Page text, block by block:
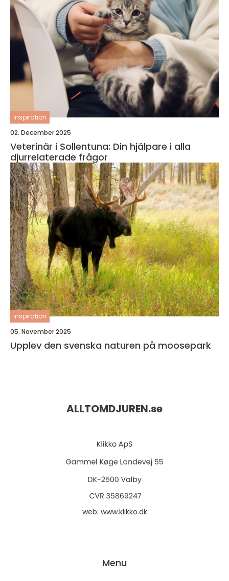
inspiration
02. December 2025
Veterinär i Sollentuna: Din hjälpare i alla
djurrelaterade frågor
inspiration
05. November 2025
Upplev den svenska naturen på moosepark
ALLTOMDJUREN.se
web: www.klikko.dk
Menu